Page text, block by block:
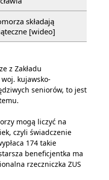
składają
[wideo]
z Zakładu
kujawsko-
seniorów, to jest
mogą liczyć na
czyli świadczenie
174 takie
beneficjentka ma
rzeczniczka ZUS